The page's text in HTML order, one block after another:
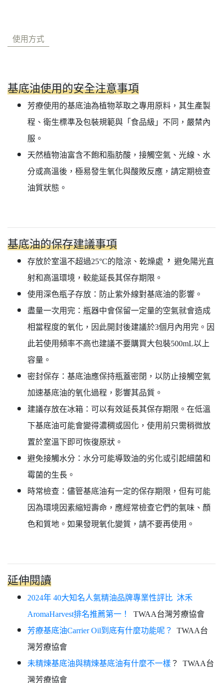
使用方式
基底油使用的安全注意事項
芳療使用的基底油為植物萃取之專用原料，其生產製
程、衛生標準及包裝規範與「食品級」不同，嚴禁內
服。
天然植物油富含不飽和脂肪酸，接觸空氣、光線、水
分或高溫後，極易發生氧化與酸敗反應，請定期檢查
油質狀態。
基底油的保存建議事項
存放於室溫不超過25°C的陰涼、乾燥處 ， 避免陽光直
射和高溫環境，較能延長其保存期限。
使用深色瓶子存放：防止紫外線對基底油的影響。
盡量一次用完：瓶器中會保留一定量的空氣就會造成
相當程度的氧化，因此開封後建議於3個月內用完。因
此若使用頻率不高也建議不要購買大包裝500mL以上
容量。
密封保存：基底油應保持瓶蓋密閉，以防止接觸空氣
加速基底油的氧化過程，影響其品質。
建議存放在冰箱：可以有效延長其保存期限。在低溫
下基底油可能會變得濃稠或固化，使用前只需稍微放
置於室溫下即可恢復原狀。
避免接觸水分：水分可能導致油的劣化或引起細菌和
霉菌的生長。
時常檢查：儘管基底油有一定的保存期限，但有可能
因為環境因素縮短壽命，應經常檢查它們的氣味、顏
色和質地。如果發現氧化變質，請不要再使用。
延伸閱讀
2024年 40大知名人氣精油品牌專業性評比 沐禾
AromaHarvest排名推薦第一！
TWAA台灣芳療協會
芳療基底油Carrier Oil到底有什麼功能呢？
TWAA台
灣芳療協會
未精煉基底油與精煉基底油有什麼不一樣 ？ TWAA台
灣芳療協會